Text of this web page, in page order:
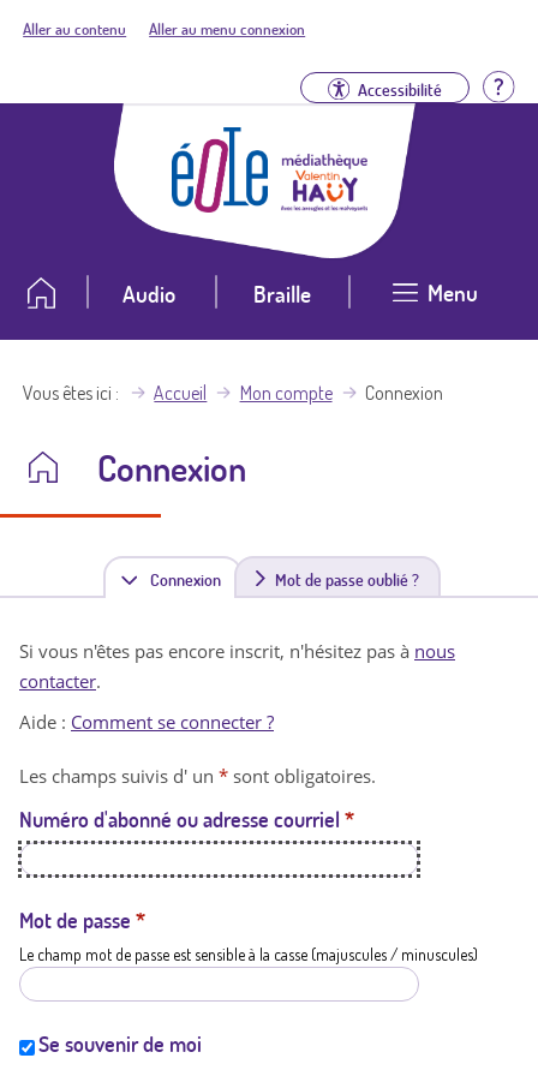
Aller au contenu Aller au menu connexion
Accessibilité
Audio Braille Menu
Vous êtes ici Accueil Mon compte Connexion
Connexion
Connexion(
n
t
a
t
i
Mot de passe oublié ?
Si vous n'êtes pas encore inscrit, n'hésitez pas à nous
contacter.
Aide : Comment se connecter ?
Les champs suivis d' un * sont obligatoires.
Numéro d'abonné ou adresse courriel *
Mot de passe *
Le champ mot de passe est sensible à la casse (majuscules / minuscules)
Se souvenir de moi